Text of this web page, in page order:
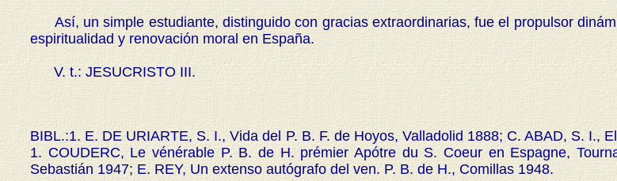
Así, un simple estudiante, distinguido con gracias extraordinarias, fue el propulsor
espiritualidad y renovación moral en España.
V. t.: JESUCRISTO III.
BIBL.:1. E. DE URIARTE, S. I., Vida del P. B. F. de Hoyos, Valladolid 1888; C. ABAD, S. I.,
1. COUDERC, Le vénérable P. B. de H. prémier Apótre du S. Coeur en Espagne,
Sebastián 1947; E. REY, Un extenso autógrafo del ven. P. B. de H., Comillas 1948.